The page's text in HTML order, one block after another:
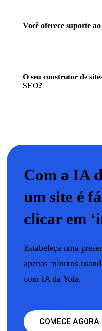
Você oferece suporte
O seu construtor de
SEO?
Com a IA
um site é
clicar em
Estabeleça uma
apenas minutos
com IA da Yola.
COMECE AGORA